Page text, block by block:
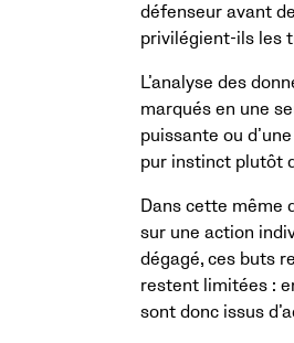
défenseur avant
privilégient-ils les
L’analyse des
marqués en une
puissante ou
pur instinct plutôt
Dans cette même
sur une action
dégagé, ces buts
restent limitées :
sont donc issus